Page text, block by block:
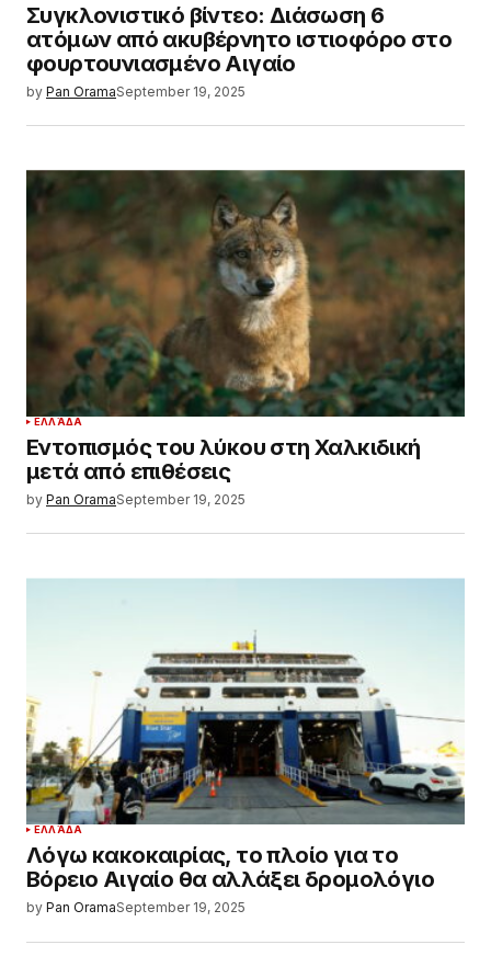
Συγκλονιστικό βίντεο: Διάσωση 6
ατόμων από ακυβέρνητο ιστιοφόρο στο
φουρτουνιασμένο Αιγαίο
by Pan OramaSeptember 19, 2025
ΕΛΛΆΔΑ
Εντοπισμός του λύκου στη Χαλκιδική
μετά από επιθέσεις
by Pan OramaSeptember 19, 2025
ΕΛΛΆΔΑ
Λόγω κακοκαιρίας, το πλοίο για το
Βόρειο Αιγαίο θα αλλάξει δρομολόγιο
by Pan OramaSeptember 19, 2025